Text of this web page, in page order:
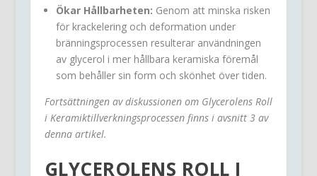
Ökar Hållbarheten: Genom att minska risken
för krackelering och deformation under
bränningsprocessen resulterar användningen
av glycerol i mer hållbara keramiska föremål
som behåller sin form och skönhet över tiden.
Fortsättningen av diskussionen om Glycerolens Roll
i Keramiktillverkningsprocessen finns i avsnitt 3 av
denna artikel.
GLYCEROLENS ROLL I